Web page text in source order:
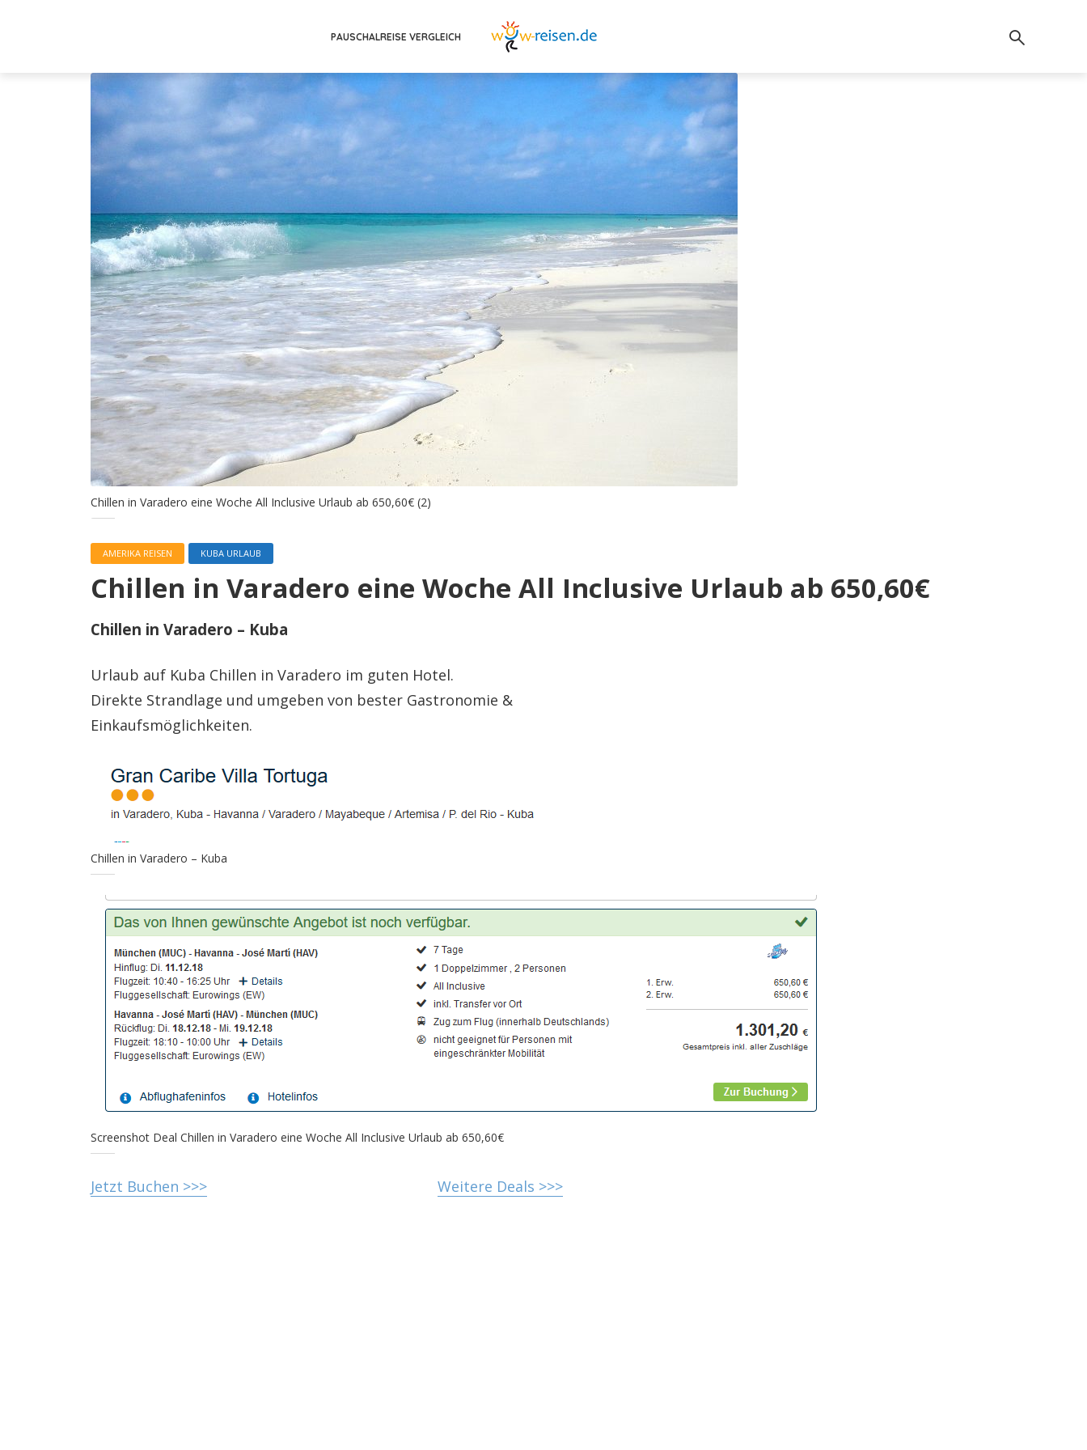
PAUSCHALREISE VERGLEICH
Chillen in Varadero eine Woche All Inclusive Urlaub ab 650,60€ (2)
AMERIKA REISEN KUBA URLAUB
Chillen in Varadero eine Woche All Inclusive Urlaub ab 650,60€
Chillen in Varadero – Kuba
Urlaub auf Kuba Chillen in Varadero im guten Hotel.
Direkte Strandlage und umgeben von bester Gastronomie &
Einkaufsmöglichkeiten.
Chillen in Varadero – Kuba
Screenshot Deal Chillen in Varadero eine Woche All Inclusive Urlaub ab 650,60€
Jetzt Buchen >>> Weitere Deals >>>